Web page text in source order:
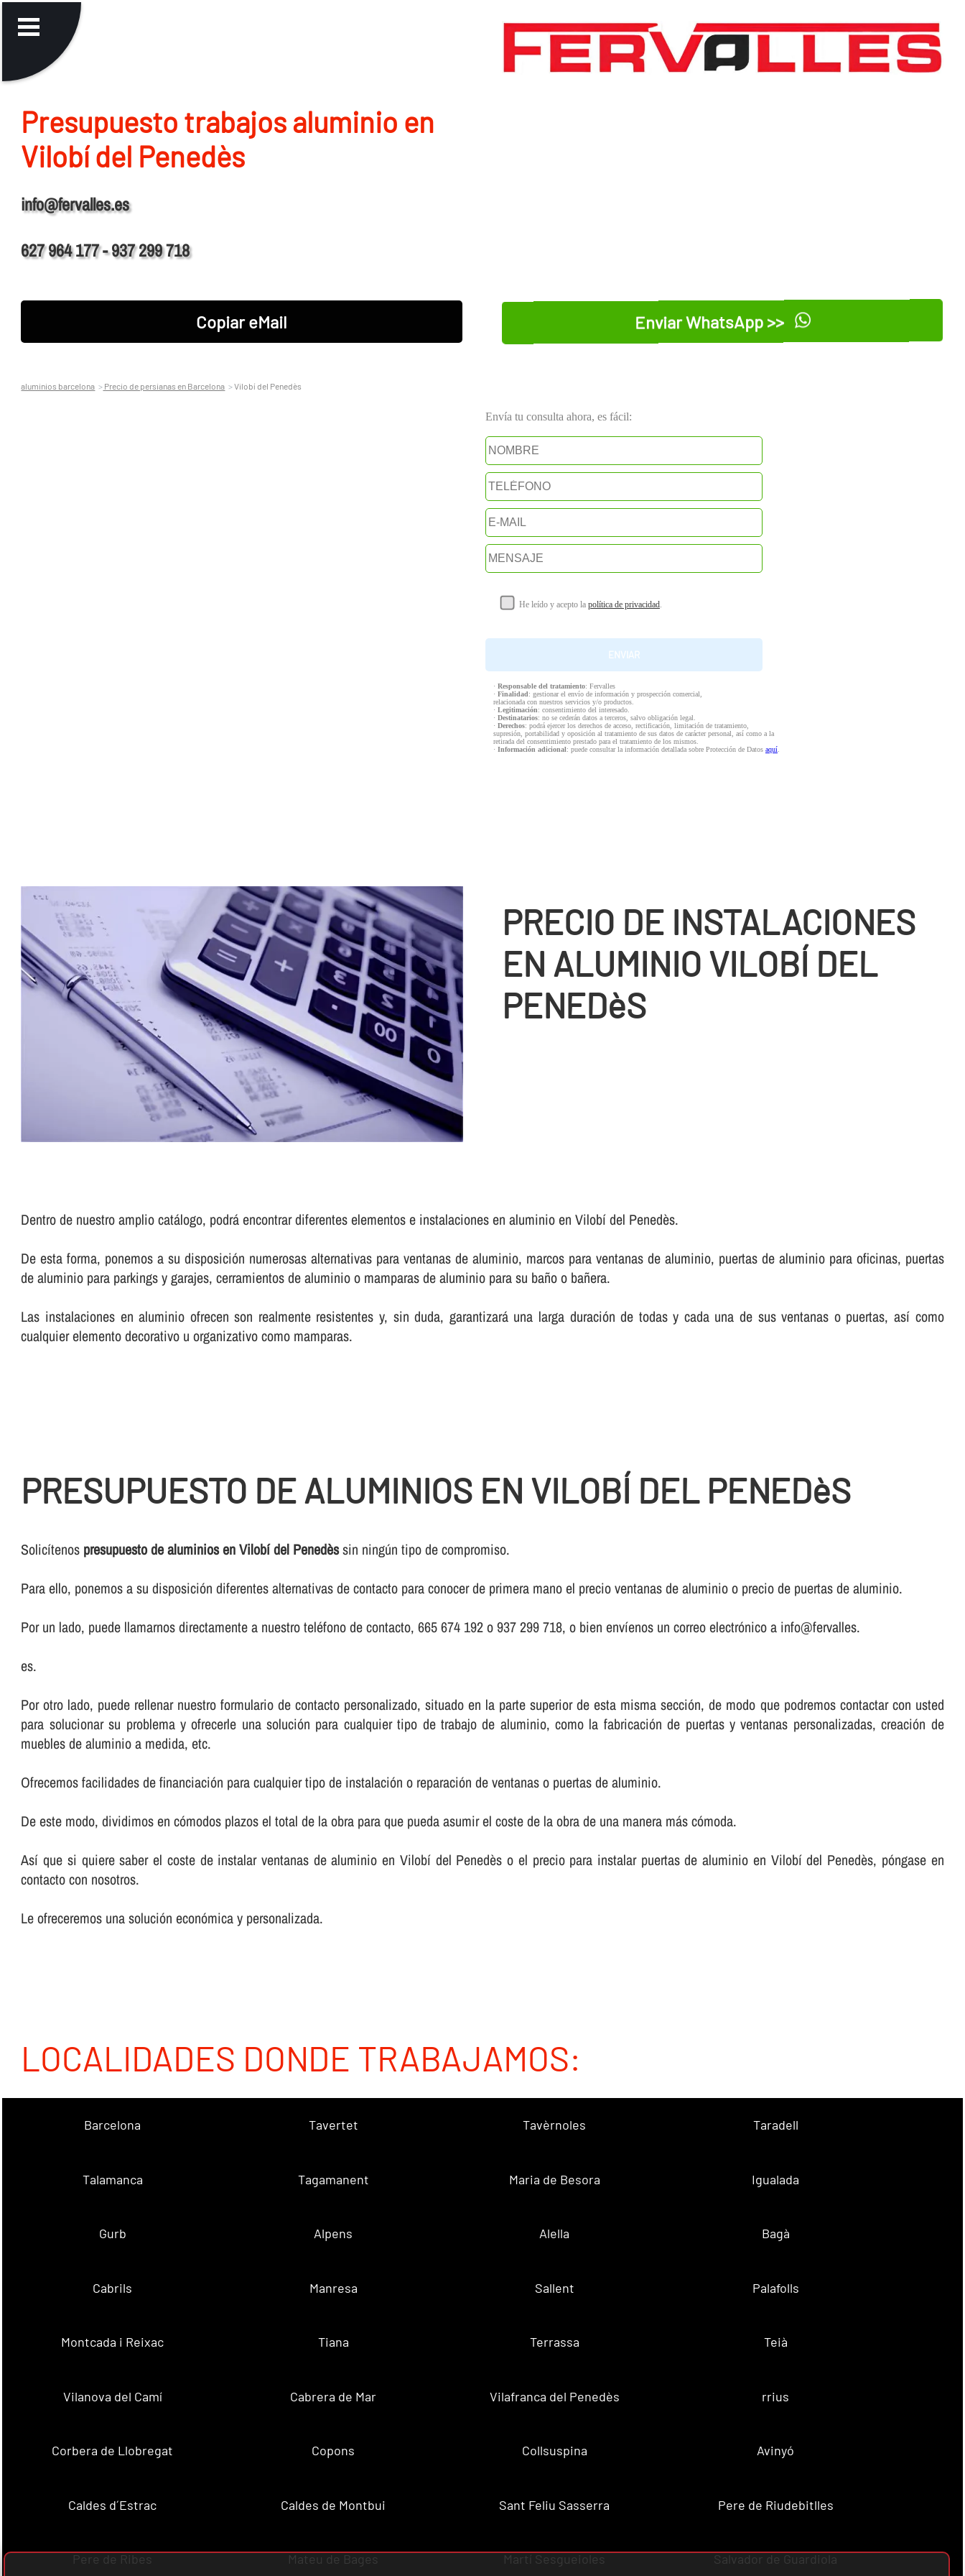
Presupuesto trabajos aluminio en
Vilobí del Penedès
info@fervalles.es
627 964 177 - 937 299 718
Copiar eMail Enviar WhatsApp >>
aluminios barcelona Precio de persianas en Barcelona Vilobí del Penedès
Envía tu consulta ahora, es fácil:
He leído y acepto la política de privacidad.
· Responsable del tratamiento: Fervalles
· Finalidad: gestionar el envío de información y prospección comercial,
relacionada con nuestros servicios y/o productos.
· Legitimación: consentimiento del interesado.
· Destinatarios: no se cederán datos a terceros, salvo obligación legal.
· Derechos: podrá ejercer los derechos de acceso, rectificación, limitación de tratamiento,
supresión, portabilidad y oposición al tratamiento de sus datos de carácter personal, así como a la
retirada del consentimiento prestado para el tratamiento de los mismos.
· Información adicional: puede consultar la información detallada sobre Protección de Datos aquí.
PRECIO DE INSTALACIONES
EN ALUMINIO VILOBÍ DEL
PENEDèS
Dentro de nuestro amplio catálogo, podrá encontrar diferentes elementos e instalaciones en aluminio en Vilobí del Penedès.
De esta forma, ponemos a su disposición numerosas alternativas para ventanas de aluminio, marcos para ventanas de aluminio, puertas de aluminio para oficinas, puertas
de aluminio para parkings y garajes, cerramientos de aluminio o mamparas de aluminio para su baño o bañera.
Las instalaciones en aluminio ofrecen son realmente resistentes y, sin duda, garantizará una larga duración de todas y cada una de sus ventanas o puertas, así­ como
cualquier elemento decorativo u organizativo como mamparas.
PRESUPUESTO DE ALUMINIOS EN VILOBÍ DEL PENEDèS
Solicí­tenos presupuesto de aluminios en Vilobí del Penedèssin ningún tipo de compromiso.
Para ello, ponemos a su disposición diferentes alternativas de contacto para conocer de primera mano el precio ventanas de aluminio o precio de puertas de aluminio.
Por un lado, puede llamarnos directamente a nuestro teléfono de contacto, 665 674 192 o 937 299 718, o bien enví­enos un correo electrónico a info@fervalles.
es.
Por otro lado, puede rellenar nuestro formulario de contacto personalizado, situado en la parte superior de esta misma sección, de modo que podremos contactar con usted
para solucionar su problema y ofrecerle una solución para cualquier tipo de trabajo de aluminio, como la fabricación de puertas y ventanas personalizadas, creación de
muebles de aluminio a medida, etc.
Ofrecemos facilidades de financiación para cualquier tipo de instalación o reparación de ventanas o puertas de aluminio.
De este modo, dividimos en cómodos plazos el total de la obra para que pueda asumir el coste de la obra de una manera más cómoda.
Así­ que si quiere saber el coste de instalar ventanas de aluminio en Vilobí del Penedès o el precio para instalar puertas de aluminio en Vilobí del Penedès, póngase en
contacto con nosotros.
Le ofreceremos una solución económica y personalizada.
LOCALIDADES DONDE TRABAJAMOS:
Barcelona Tavertet Tavèrnoles Taradell
Talamanca Tagamanent Maria de Besora Igualada
Gurb Alpens Alella Bagà
Cabrils Manresa Sallent Palafolls
Montcada i Reixac Tiana Terrassa Teià
Vilanova del Camí Cabrera de Mar Vilafranca del Penedès rrius
Corbera de Llobregat Copons Collsuspina Avinyó
Caldes d´Estrac Caldes de Montbui Sant Feliu Sasserra Pere de Riudebitlles
Pere de Ribes Mateu de Bages Martí Sesgueioles Salvador de Guardiola